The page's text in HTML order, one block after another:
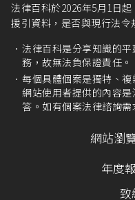
法律百科於2026年5月1日
援引資料，是否與現行法令
法律百科是分享知識的
務，故無法負保證責任。
每個具體個案是獨特、
網站使用者提供的內容
答。如有個案法律諮詢
網站瀏
年度